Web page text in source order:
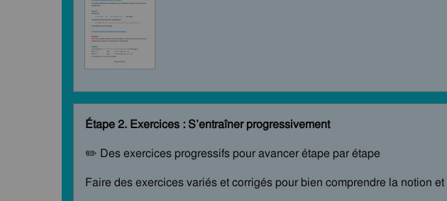
Étape 2. Exercices : S’entraîner progressivement
✏️ Des exercices progressifs pour avancer étape par étape
Faire des exercices variés et corrigés pour bien comprendre la notion